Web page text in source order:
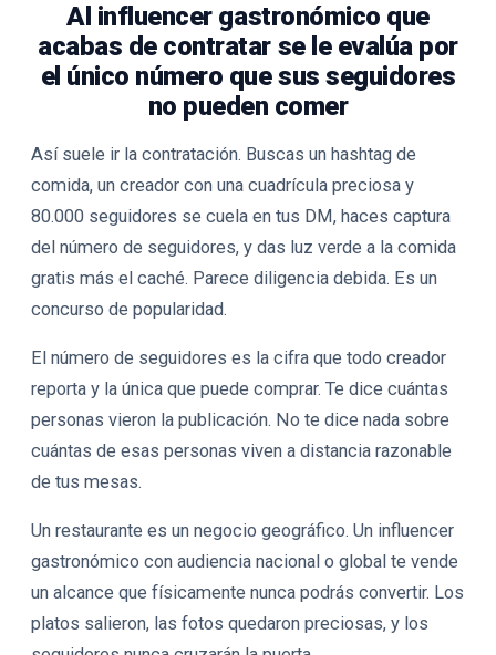
Al influencer gastronómico que
acabas de contratar se le evalúa por
el único número que sus seguidores
no pueden comer
Así suele ir la contratación. Buscas un hashtag de
comida, un creador con una cuadrícula preciosa y
80.000 seguidores se cuela en tus DM, haces captura
del número de seguidores, y das luz verde a la comida
gratis más el caché. Parece diligencia debida. Es un
concurso de popularidad.
El número de seguidores es la cifra que todo creador
reporta y la única que puede comprar. Te dice cuántas
personas vieron la publicación. No te dice nada sobre
cuántas de esas personas viven a distancia razonable
de tus mesas.
Un restaurante es un negocio geográfico. Un influencer
gastronómico con audiencia nacional o global te vende
un alcance que físicamente nunca podrás convertir. Los
platos salieron, las fotos quedaron preciosas, y los